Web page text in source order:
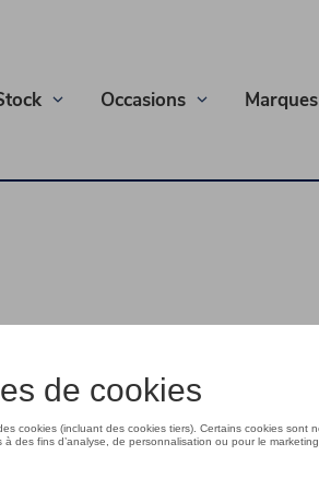
Occasions Marques
Volkswagen
Volkswagen.